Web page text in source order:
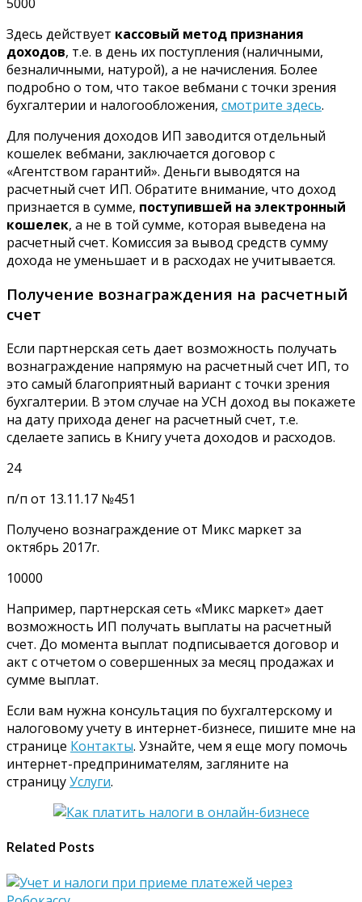
Здесь действует кассовый метод признания
доходов, т.е. в день их поступления (наличными,
безналичными, натурой), а не начисления. Более
подробно о том, что такое вебмани с точки зрения
бухгалтерии и налогообложения, смотрите здесь.
Для получения доходов ИП заводится отдельный
кошелек вебмани, заключается договор с
«Агентством гарантий». Деньги выводятся на
расчетный счет ИП. Обратите внимание, что доход
признается в сумме, поступившей на электронный
кошелек, а не в той сумме, которая выведена на
расчетный счет. Комиссия за вывод средств сумму
дохода не уменьшает и в расходах не учитывается.
Получение вознаграждения на расчетный
счет
Если партнерская сеть дает возможность получать
вознаграждение напрямую на расчетный счет ИП, то
это самый благоприятный вариант с точки зрения
бухгалтерии. В этом случае на УСН доход вы покажете
на дату прихода денег на расчетный счет, т.е.
сделаете запись в Книгу учета доходов и расходов.
24
п/п от 13.11.17 №451
Получено вознаграждение от Микс маркет за
октябрь 2017г.
10000
Например, партнерская сеть «Микс маркет» дает
возможность ИП получать выплаты на расчетный
счет. До момента выплат подписывается договор и
акт с отчетом о совершенных за месяц продажах и
сумме выплат.
Если вам нужна консультация по бухгалтерскому и
налоговому учету в интернет-бизнесе, пишите мне на
странице Контакты. Узнайте, чем я еще могу помочь
интернет-предпринимателям, загляните на
страницуУслуги.
Related Posts